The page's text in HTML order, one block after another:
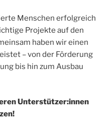
Menschen erfolgreich
Projekte auf den
haben wir einen
– von der Förderung
bis hin zum Ausbau
Unterstützer:innen